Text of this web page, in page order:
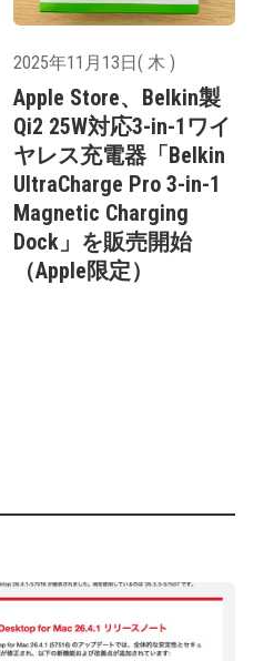
2025年11月13日( 木 )
Apple Store、Belkin製
Qi2 25W対応3-in-1ワイ
ヤレス充電器「Belkin
UltraCharge Pro 3-in-1
Magnetic Charging
Dock」を販売開始
（Apple限定）